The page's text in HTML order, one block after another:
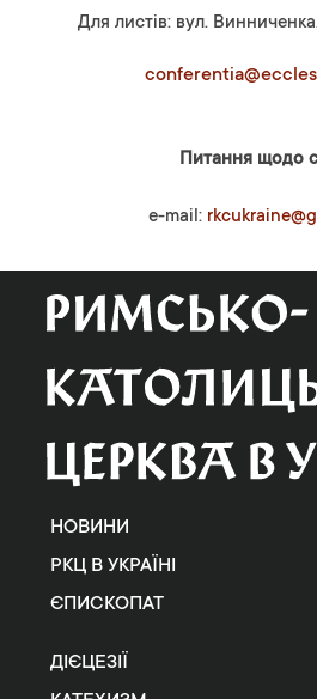
Для листів: вул.
Питання щодо
e-mail:
НОВИНИ
РКЦ В УКРАЇНІ
ЄПИСКОПАТ
ДІЄЦЕЗІЇ